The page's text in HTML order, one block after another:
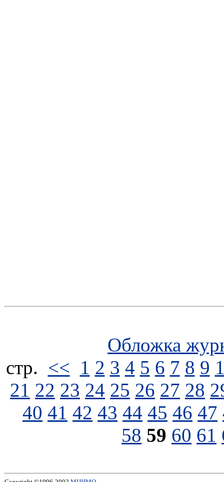
Обложка
стp. << 1 2 3 4 5 6 7 8 9
21 22 23 24 25 26 27 28
40 41 42 43 44 45 46 47
58 59 60 61